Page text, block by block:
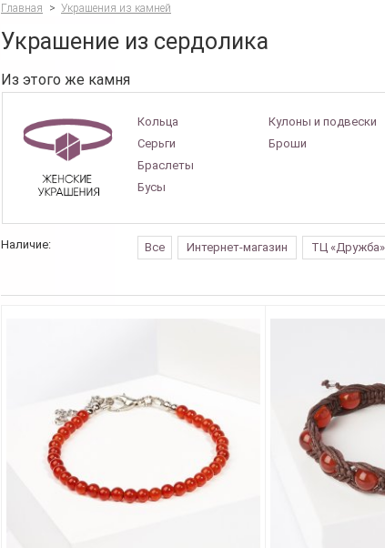
Главная > Украшения из камней
Украшение из сердолика
Из этого же камня
Кольца
Серьги
Браслеты
Бусы
Кулоны и подвески
Броши
Наличие: Все Интернет-магазин ТЦ «Дружба»